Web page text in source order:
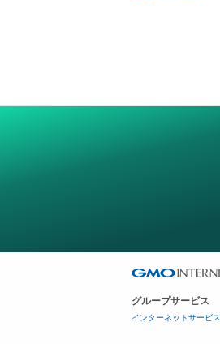
グループサービス
インターネットサービス